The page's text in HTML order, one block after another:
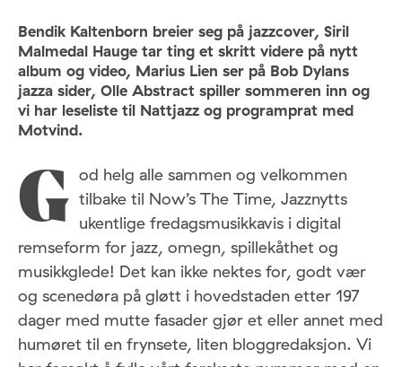
Bendik Kaltenborn breier seg på jazzcover, Siril
Malmedal Hauge tar ting et skritt videre på nytt
album og video, Marius Lien ser på Bob Dylans
jazza sider, Olle Abstract spiller sommeren inn og
vi har leseliste til Nattjazz og programprat med
Motvind.
G od helg alle sammen og velkommen
tilbake til Now’s The Time, Jazznytts
ukentlige fredagsmusikkavis i digital
remseform for jazz, omegn, spillekåthet og
musikkglede! Det kan ikke nektes for, godt vær
og scenedøra på gløtt i hovedstaden etter 197
dager med mutte fasader gjør et eller annet med
humøret til en frynsete, liten bloggredaksjon. Vi